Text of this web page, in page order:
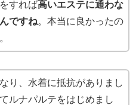
すれば高いエステに通わな
ですね。本当に良かったの
り、水着に抵抗がありまし
ルナパルテをはじめまし